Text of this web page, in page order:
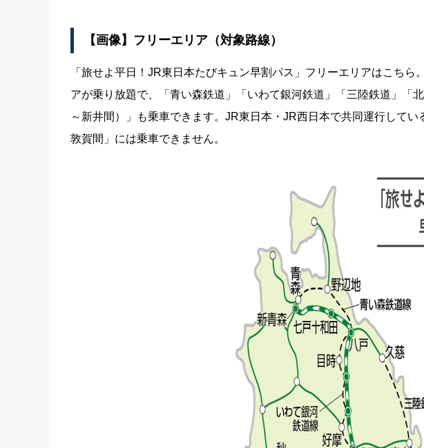
【画像】フリーエリア（対象路線）
「旅せよ平日！JR東日本たびキュン早割パス」フリーエリアはこちら
アが乗り放題で、「青い森鉄道」「いわて銀河鉄道」「三陸鉄道」「
～新井間）」も乗車できます。JR東日本・JR西日本で共同運行して
敦賀間」には乗車できません。